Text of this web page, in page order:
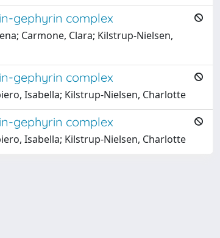
gephyrin complex
Carmone, Clara; Kilstrup-Nielsen,
gephyrin complex
Isabella; Kilstrup-Nielsen, Charlotte
gephyrin complex
Isabella; Kilstrup-Nielsen, Charlotte